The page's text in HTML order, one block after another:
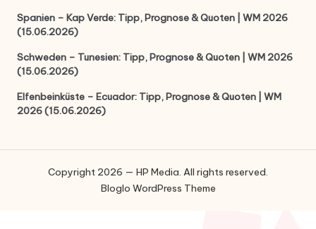
Spanien – Kap Verde: Tipp, Prognose & Quoten | WM 2026
(15.06.2026)
Schweden – Tunesien: Tipp, Prognose & Quoten | WM 2026
(15.06.2026)
Elfenbeinküste – Ecuador: Tipp, Prognose & Quoten | WM
2026 (15.06.2026)
Copyright 2026 — HP Media. All rights reserved.
Bloglo WordPress Theme